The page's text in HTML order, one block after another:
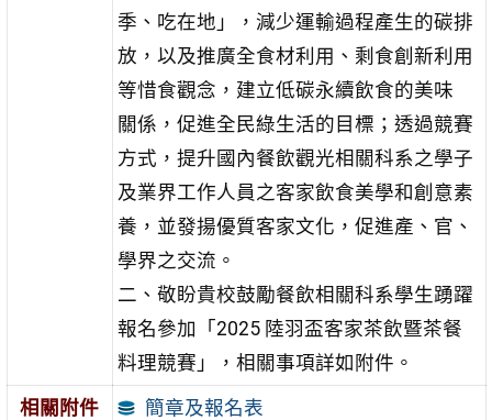
季、吃在地」，減少運輸過程產生的碳排
放，以及推廣全食材利用、剩食創新利用
等惜食觀念，建立低碳永續飲食的美味
關係，促進全民綠生活的目標；透過競賽
方式，提升國內餐飲觀光相關科系之學子
及業界工作人員之客家飲食美學和創意素
養，並發揚優質客家文化，促進產、官、
學界之交流。
二、敬盼貴校鼓勵餐飲相關科系學生踴躍
報名參加「2025 陸羽盃客家茶飲暨茶餐
料理競賽」，相關事項詳如附件。
相關附件 簡章及報名表